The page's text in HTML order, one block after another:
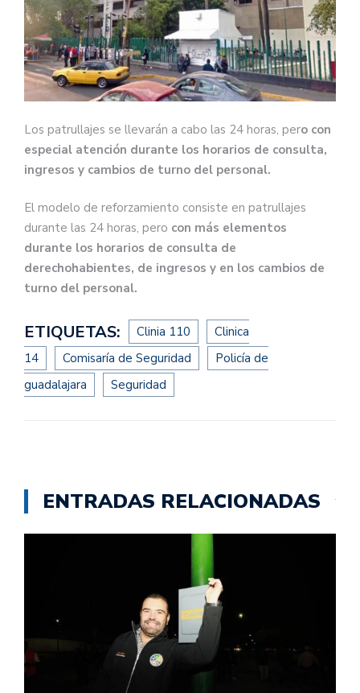
Los patrullajes se llevarán a cabo las 24 horas, pero con
especial atención durante los horarios de consulta,
ingresos y cambios de turno del personal.
El modelo de reforzamiento consiste en patrullajes
durante las 24 horas, pero con más elementos
durante los horarios de consulta de
derechohabientes, de ingresos y en los cambios de
turno del personal.
ETIQUETAS: Clinia 110
Clinica
14
Comisaría de Seguridad
Policía de
guadalajara
Seguridad
ENTRADAS RELACIONADAS